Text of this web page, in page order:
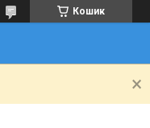
Кошик